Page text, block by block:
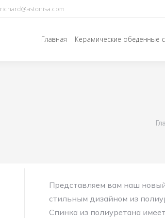
richard@astonisa.com
Главная Керамические обеденные
Представляем вам наш
стильным дизайном из
Спинка из полиуретана